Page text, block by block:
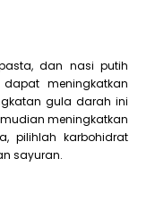
dan nasi putih
meningkatkan
gula darah ini
meningkatkan
pilihlah karbohidrat
sayuran.